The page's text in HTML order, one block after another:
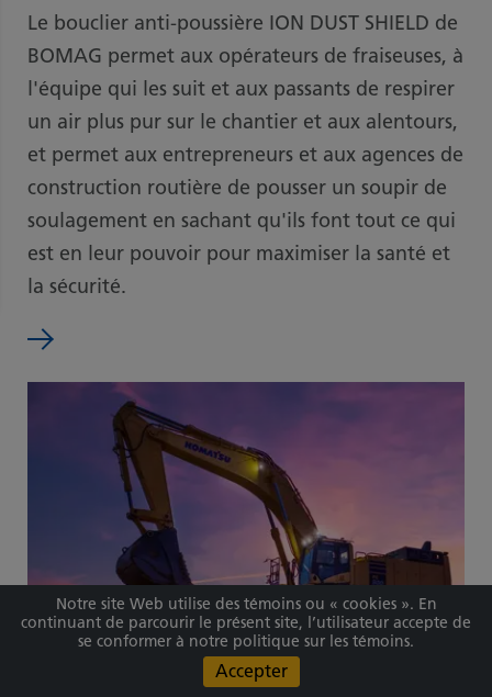
Le bouclier anti-poussière ION DUST SHIELD de
BOMAG permet aux opérateurs de fraiseuses, à
l'équipe qui les suit et aux passants de respirer
un air plus pur sur le chantier et aux alentours,
et permet aux entrepreneurs et aux agences de
construction routière de pousser un soupir de
soulagement en sachant qu'ils font tout ce qui
est en leur pouvoir pour maximiser la santé et
la sécurité.
Notre site Web utilise des témoins ou « cookies ». En
continuant de parcourir le présent site, l’utilisateur accepte de
se conformer à notre politique sur les témoins.